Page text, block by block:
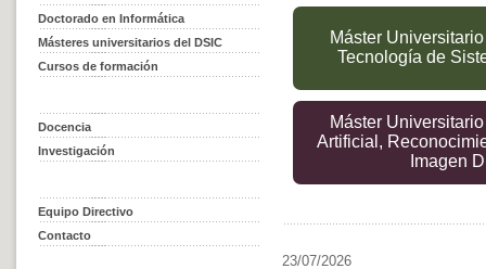
Doctorado en Informática
Másteres universitarios del DSIC
Cursos de formación
Docencia
Investigación
Equipo Directivo
Contacto
Máster
Tecnología de
Máster
Artificial,
Imagen
23/07/2026